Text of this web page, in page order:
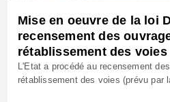
Mise en oeuvre de la loi
recensement des
rétablissement des voies
L'Etat a procédé au recensement
rétablissement des voies (prévu par